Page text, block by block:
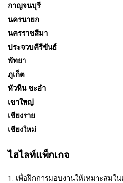
กาญจนบุรี
นครนายก
นครราชสีมา
ประจวบคีรีขันธ์
พัทยา
ภูเก็ต
หัวหิน ชะอำ
เขาใหญ่
เชียงราย
เชียงใหม่
ไฮไลท์แพ็กเกจ
1. เพื่อฝึกการมอบงานให้เหมาะสมใ